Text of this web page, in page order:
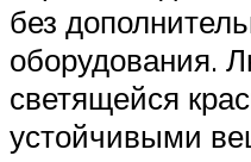
без
оборудования.
светящейся
устойчивыми